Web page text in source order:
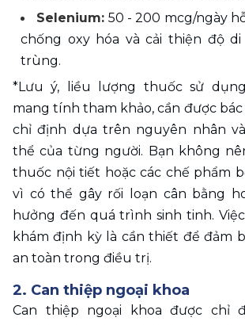
Selenium: 50 - 200 mcg/ngày
chống oxy hóa và cải thiện độ
trùng.
*Lưu ý, liều lượng thuốc sử
mang tính tham khảo, cần được
chỉ định dựa trên nguyên nhân
thể của từng người. Bạn không
thuốc nội tiết hoặc các chế phẩm
vì có thể gây rối loạn cân bằng
hưởng đến quá trình sinh tinh.
khám định kỳ là cần thiết để đảm
an toàn trong điều trị.
2. Can thiệp ngoại khoa
Can thiệp ngoại khoa được chỉ